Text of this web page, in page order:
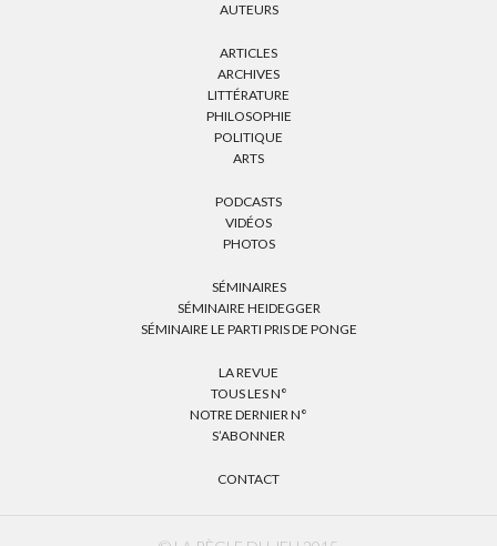
AUTEURS
ARTICLES
ARCHIVES
LITTÉRATURE
PHILOSOPHIE
POLITIQUE
ARTS
PODCASTS
VIDÉOS
PHOTOS
SÉMINAIRES
SÉMINAIRE HEIDEGGER
SÉMINAIRE LE PARTI PRIS DE PONGE
LA REVUE
TOUS LES N°
NOTRE DERNIER N°
S’ABONNER
CONTACT